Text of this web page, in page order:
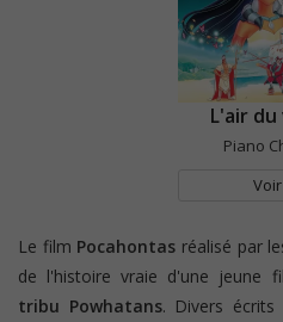
Le film Pocahontas réalisé par
de l'histoire vraie d'une jeune
tribu Powhatans. Divers écrits
L'air
Piano
Voir